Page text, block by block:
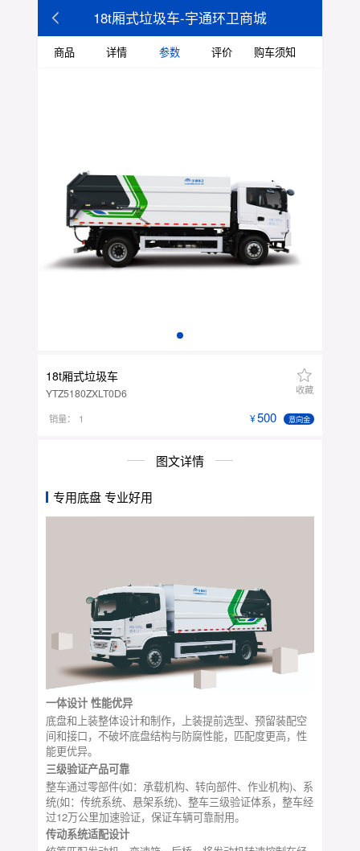
18t厢式垃圾车-宇通环卫商城
商品 详情 参数 评价 购车须知
18t厢式垃圾车
YTZ5180ZXLT0D6 收藏
销量： 1 500 意向金
图文详情
专用底盘 专业好用
一体设计 性能优异
底盘和上装整体设计和制作，上装提前选型、预留装配空
间和接口，不破坏底盘结构与防腐性能，匹配度更高，性
能更优异。
三级验证产品可靠
整车通过零部件(如：承载机构、转向部件、作业机构)、系
统(如：传统系统、悬架系统)、整车三级验证体系，整车经
过12万公里加速验证，保证车辆可靠耐用。
传动系统适配设计